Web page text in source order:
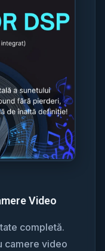
Video
completă.
camere video